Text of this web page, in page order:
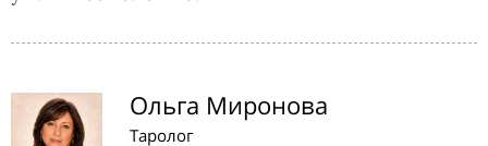
Ольга Миронова
Таролог